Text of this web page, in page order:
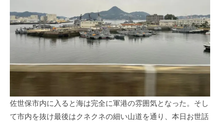
佐世保市内に入ると海は完全に軍港の雰囲気となった。そし
て市内を抜け最後はクネクネの細い山道を通り、本日お世話